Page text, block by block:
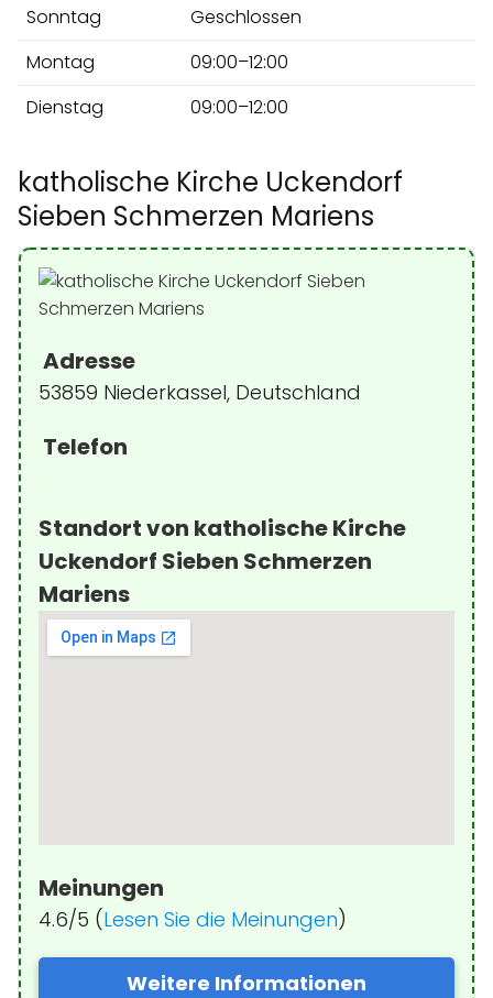
Sonntag
Geschlossen
Montag
09:00–12:00
Dienstag
09:00–12:00
katholische Kirche Uckendorf
Sieben Schmerzen Mariens
Adresse
53859 Niederkassel, Deutschland
Telefon
Standort von katholische Kirche
Uckendorf Sieben Schmerzen
Mariens
Meinungen
4.6/5 (Lesen Sie die Meinungen)
Weitere Informationen